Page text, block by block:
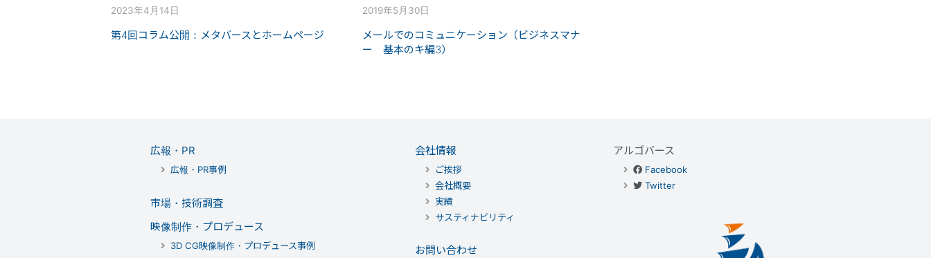
2023年4月14日
第4回コラム公開：メタバースとホームページ
2019年5月30日
メールでのコミュニケーション（ビジネスマナ
ー 基本のキ編3）
広報・PR
広報・PR事例
市場・技術調査
映像制作・プロデュース
3D CG映像制作・プロデュース事例
会社情報
ご挨拶
会社概要
実績
サスティナビリティ
お問い合わせ
アルゴバース
Facebook
Twitter